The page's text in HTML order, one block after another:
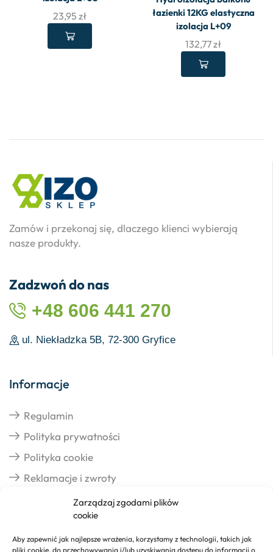
Zarządzaj zgodami plików
cookie
Aby zapewnić jak najlepsze wrażenia, korzystamy z technologii, takich jak
pliki cookie, do przechowywania i/lub uzyskiwania dostępu do informacji o
23,95 zł
łazienki 12KG elastyczna
izolacja L+09
132,77zł
Zamów i przekonaj się, dlaczego klienci wybierają
nasze produkty.
Zadzwoń do nas
+48 606 441 270
ul. Niekładzka 5B, 72-300 Gryfice
Informacje
Regulamin
Polityka prywatności
Polityka cookie
Reklamacje i zwroty